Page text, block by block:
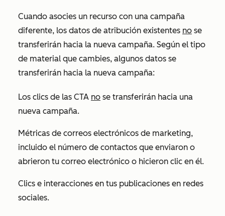
Cuando asocies un recurso con una campaña
diferente, los datos de atribución existentes no se
transferirán hacia la nueva campaña. Según el tipo
de material que cambies, algunos datos se
transferirán hacia la nueva campaña:
Los clics de las CTA no se transferirán hacia una
nueva campaña.
Métricas de correos electrónicos de marketing,
incluido el número de contactos que enviaron o
abrieron tu correo electrónico o hicieron clic en él.
Clics e interacciones en tus publicaciones en redes
sociales.